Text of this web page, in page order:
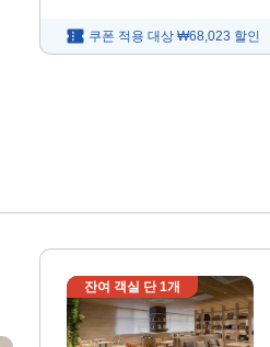
쿠폰 적용 대상 ₩68,023 할인
잔여 객실 단1개